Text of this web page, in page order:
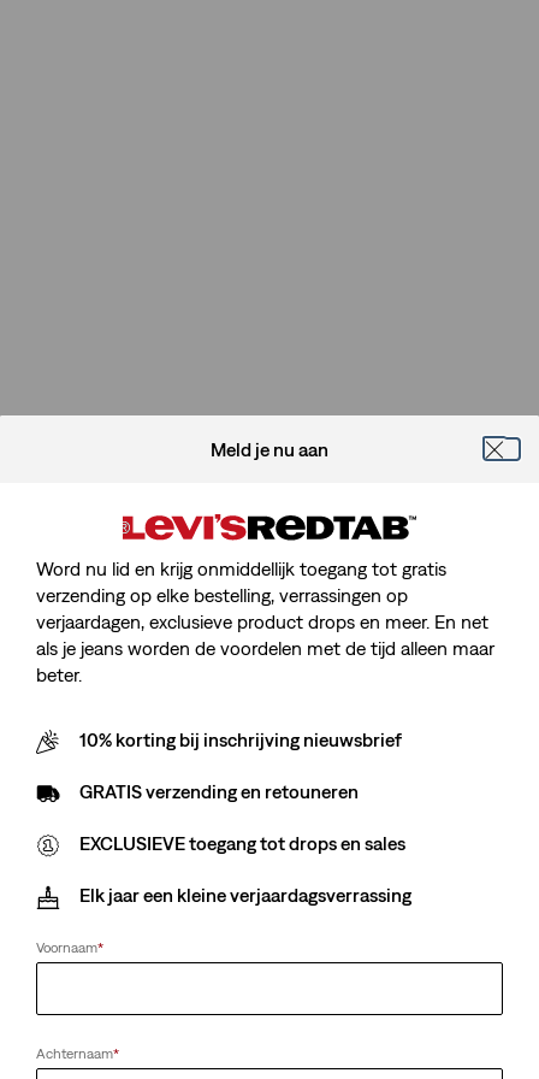
Meld je nu aan
Word nu lid en krijg onmiddellijk toegang tot gratis
verzending op elke bestelling, verrassingen op
verjaardagen, exclusieve product drops en meer. En net
als je jeans worden de voordelen met de tijd alleen maar
beter.
10% korting bij inschrijving nieuwsbrief
GRATIS verzending en retouneren
EXCLUSIEVE toegang tot drops en sales
Elk jaar een kleine verjaardagsverrassing
Voornaam*
Achternaam*